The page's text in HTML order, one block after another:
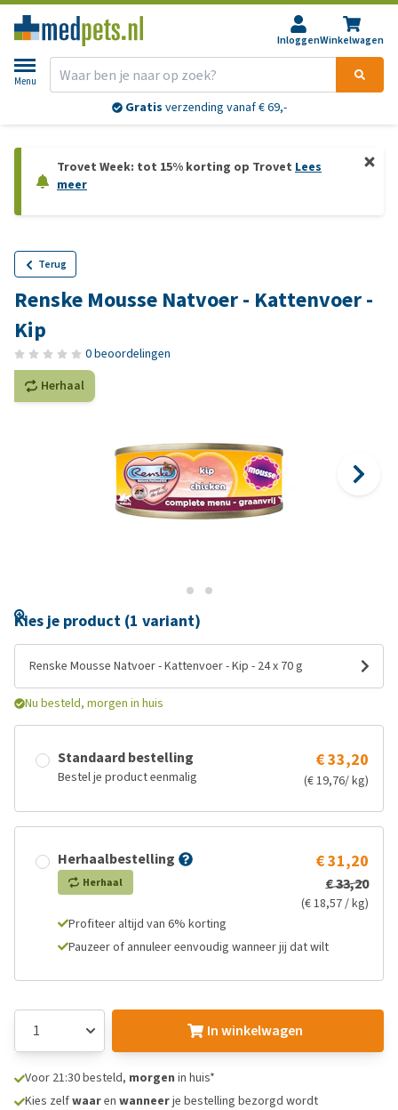
InloggenWinkelwagen
Menu
Gratis verzending vanaf € 69,-
Trovet Week: tot 15% korting op Trovet Lees
meer
Terug
Renske Mousse Natvoer - Kattenvoer -
Kip
0 beoordelingen
Herhaal
Kies je product (1 variant)
Renske Mousse Natvoer - Kattenvoer - Kip - 24 x 70 g
Nu besteld, morgen in huis
Standaard bestelling
Bestel je product eenmalig
€ 33,20
(€ 19,76/ kg)
Herhaalbestelling
Herhaal
€ 31,20
€ 33,20
(€ 18,57 / kg)
Profiteer altijd van 6% korting
Pauzeer of annuleer eenvoudig wanneer jij dat wilt
In winkelwagen
Voor 21:30 besteld, morgen in huis*
Kies zelfwaaren wanneerje bestelling bezorgd wordt